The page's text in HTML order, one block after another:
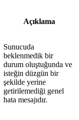
Açıklama
Sunucuda
beklenmedik bir
durum oluştuğunda ve
isteğin düzgün bir
şekilde yerine
getirilemediği genel
hata mesajıdır.